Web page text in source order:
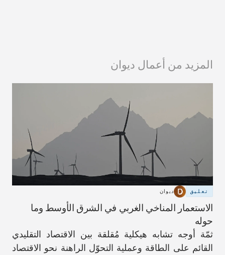
المزيد من أعمال ديوان
تعليق ديوان
الاستعمار المناخي الغربي في الشرق الأوسط وما
حوله
ثمّة أوجه تشابه هيكلية مُقلقة بين الاقتصاد التقليدي
القائم على الطاقة وعملية التحوّل الراهنة نحو الاقتصاد